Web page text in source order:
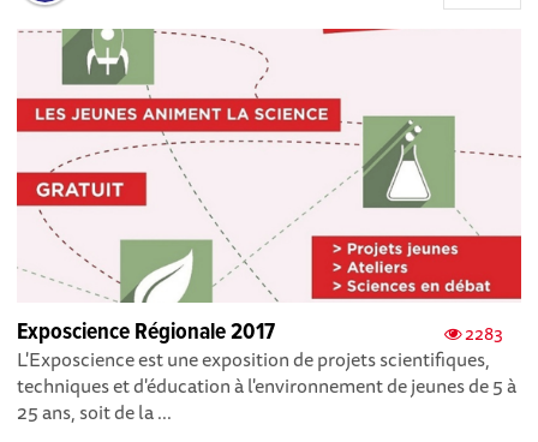
2283
Exposcience Régionale 2017
L'Exposcience est une exposition de projets scientifiques,
techniques et d'éducation à l'environnement de jeunes de 5 à
25 ans, soit de la ...